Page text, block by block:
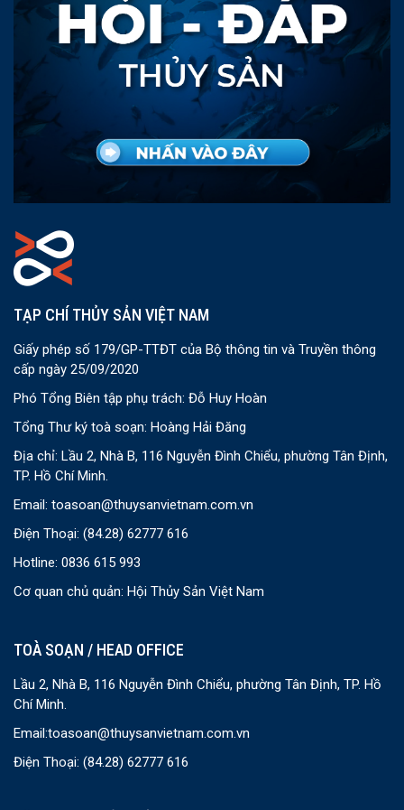
TẠP CHÍ THỦY SẢN VIỆT NAM
Giấy phép số 179/GP-TTĐT của Bộ thông tin và Truyền thông
cấp ngày 25/09/2020
Phó Tổng Biên tập phụ trách: Đỗ Huy Hoàn
Tổng Thư ký toà soạn: Hoàng Hải Đăng
Địa chỉ: Lầu 2, Nhà B, 116 Nguyễn Đình Chiểu, phường Tân Định,
TP. Hồ Chí Minh.
Email: toasoan@thuysanvietnam.com.vn
Điện Thoại: (84.28) 62777 616
Hotline: 0836 615 993
Cơ quan chủ quản: Hội Thủy Sản Việt Nam
TOÀ SOẠN / HEAD OFFICE
Lầu 2, Nhà B, 116 Nguyễn Đình Chiểu, phường Tân Định, TP. Hồ
Chí Minh.
Email:toasoan@thuysanvietnam.com.vn
Điện Thoại: (84.28) 62777 616